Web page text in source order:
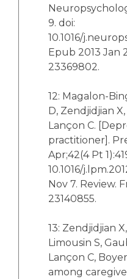
9. doi:
10.1016/
Epub 2013 Jan
23369802.
12: Magalon-
D, Zendjidjian
Lançon C.
practitioner].
Apr;42(4 Pt
10.1016/
Nov 7. Review.
23140855.
13: Zendjidjian
Limousin S,
Lançon C,
among